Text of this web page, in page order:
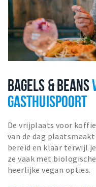
BAGELS & BEANS
GASTHUISPOORT
De vrijplaats voor
van de dag
bereid en klaar terwijl
ze vaak met
heerlijke vegan opties.